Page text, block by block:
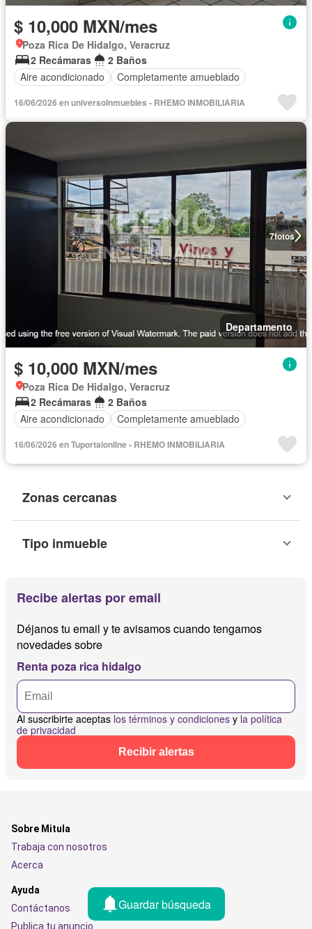
$ 10,000 MXN/mes
Poza Rica De Hidalgo, Veracruz
2 Recámaras
2 Baños
Aire acondicionado
Completamente amueblado
16/06/2026 en universoInmuebles - RHEMO INMOBILIARIA
7fotos
Departamento
$ 10,000 MXN/mes
Poza Rica De Hidalgo, Veracruz
2 Recámaras
2 Baños
Aire acondicionado
Completamente amueblado
16/06/2026 en Tuportalonline - RHEMO INMOBILIARIA
Zonas cercanas
Tipo inmueble
Recibe alertas por email
Déjanos tu email y te avisamos cuando tengamos
novedades sobre
Renta poza rica hidalgo
Al suscribirte aceptas los términos y condiciones y la política
de privacidad
Recibir alertas
Guardar búsqueda
Sobre Mitula
Trabaja con nosotros
Acerca
Ayuda
Contáctanos
Publica tu anuncio